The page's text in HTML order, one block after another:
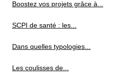
Boostez vos projets grâce à...
SCPI de santé : les...
Dans quelles typologies...
Les coulisses de...